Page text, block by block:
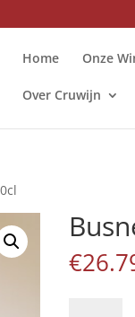
Home Onze
Over Cruwijn
€